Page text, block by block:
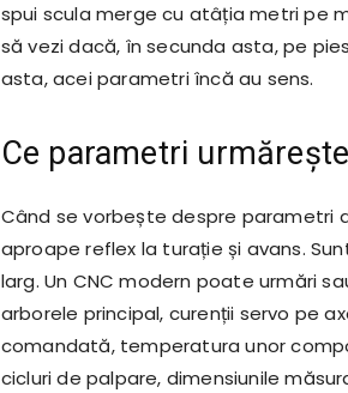
spui scula merge cu atâția metri pe
să vezi dacă, în secunda asta, pe
asta, acei parametri încă au sens.
Ce parametri
Când se vorbește despre parametri
aproape reflex la turație și avans.
larg. Un CNC modern poate urmări
arborele principal, curenții servo pe
comandată, temperatura unor
cicluri de palpare, dimensiunile